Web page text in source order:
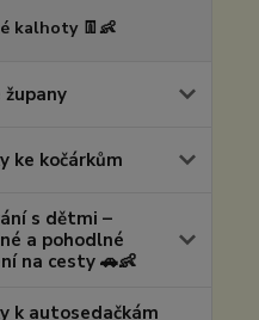
kalhoty 👖👶
župany
ke kočárkům
s dětmi –
a pohodlné
na cesty 🚗👶
k autosedačkám